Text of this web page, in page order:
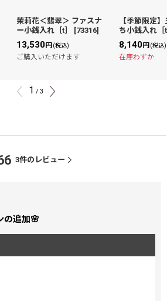
茉莉花＜翡翠＞ ファスナ
ー小銭入れ［t］
[73316]
13,530円 (税込)
ご購入いただけます
【季節限定
ち小銭入れ［
8,140円 (税込)
在庫わずか
1 / 3
3件のレビュー
の追加🌸